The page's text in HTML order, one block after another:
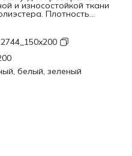
и износостойкой ткани
Плотность
его прочность и
при температуре 30-40
технологии
насыщенность цветов
к стене с помощью 4
изделия. Для этого можно
гвоздики, которые не
можно вешать фоном на
белый, зеленый